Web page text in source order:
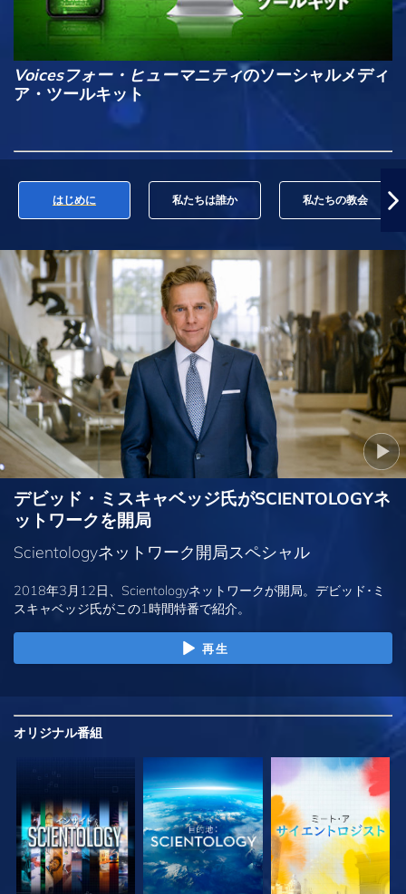
Voicesフォー・ヒューマニティのソーシャルメディ
ア・ツールキット
はじめに 私たちは誰か 私たちの教会
デビッド・ミスキャベッジ氏がSCIENTOLOGYネ
ットワークを開局
Scientologyネットワーク開局スペシャル
2018年3月12日、Scientologyネットワークが開局。デビッド･ミ
スキャベッジ氏がこの1時間特番で紹介。
再生
オリジナル番組